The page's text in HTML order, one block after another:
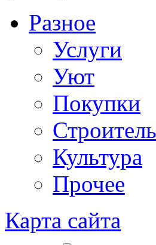
Разное
Услуги
Уют
Покупки
Культура
Прочее
Карта сайта